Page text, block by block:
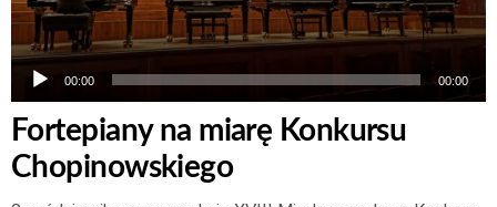
00:00 00:00
Fortepiany na miarę Konkursu
Chopinowskiego